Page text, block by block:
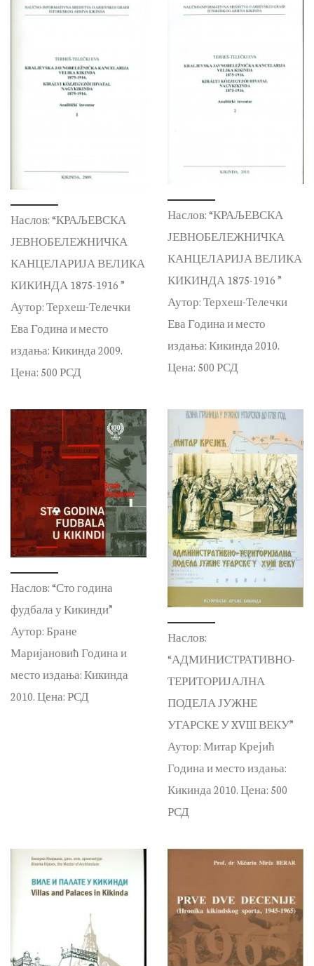
Наслов: “КРАЉЕВСКА
ЈЕВНОБЕЛЕЖНИЧКА
КАНЦЕЛАРИЈА ВЕЛИКА
КИКИНДА 1875-1916 ”
Аутор: Терхеш-Телечки
Ева Година и место
издања: Кикинда 2009.
Цена: 500 РСД
Наслов: “КРАЉЕВСКА
ЈЕВНОБЕЛЕЖНИЧКА
КАНЦЕЛАРИЈА ВЕЛИКА
КИКИНДА 1875-1916 ”
Аутор: Терхеш-Телечки
Ева Година и место
издања: Кикинда 2010.
Цена: 500 РСД
Наслов: “Сто година
фудбала у Кикинди”
Аутор: Бране
Маријановић Година и
место издања: Кикинда
2010. Цена: РСД
Наслов:
“АДМИНИСТРАТИВНО-
ТЕРИТОРИЈАЛНА
ПОДЕЛА ЈУЖНЕ
УГАРСКЕ У XVIII ВЕКУ”
Аутор: Митар Крејић
Година и место издања:
Кикинда 2010. Цена: 500
РСД